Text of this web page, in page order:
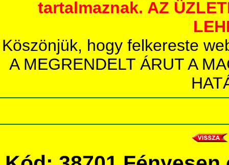
tartalmaznak. AZ
Köszönjük, hogy felkereste
A MEGRENDELT ÁRUT A